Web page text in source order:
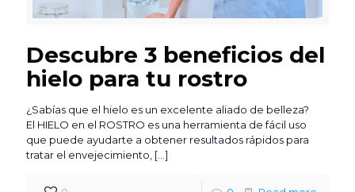
Descubre 3 beneficios del
hielo para tu rostro
¿Sabías que el hielo es un excelente aliado de belleza?
El HIELO en el ROSTRO es una herramienta de fácil uso
que puede ayudarte a obtener resultados rápidos para
tratar el envejecimiento, […]